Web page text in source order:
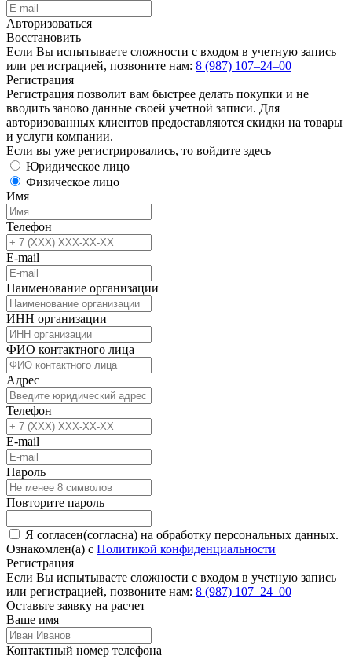
Авторизоваться
Восстановить
Если Вы испытываете сложности с входом в учетную запись
или регистрацией, позвоните нам: 8 (987) 107‒24‒00
Регистрация
Регистрация позволит вам быстрее делать покупки и не
вводить заново данные своей учетной записи. Для
авторизованных клиентов предоставляются скидки на товары
и услуги компании.
Если вы уже регистрировались, то войдите здесь
Юридическое лицо
Физическое лицо
Имя
Телефон
E-mail
Наименование организации
ИНН организации
ФИО контактного лица
Адрес
Телефон
E-mail
Пароль
Повторите пароль
Я согласен(согласна) на обработку персональных данных.
Ознакомлен(а) с Политикой конфиденциальности
Регистрация
Если Вы испытываете сложности с входом в учетную запись
или регистрацией, позвоните нам: 8 (987) 107‒24‒00
Оставьте заявку на расчет
Ваше имя
Контактный номер телефона